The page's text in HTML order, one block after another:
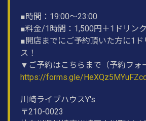
■時間：19:00〜23:00
■料金/1時間：1,500円＋1ドリンク
■開店までにご予約頂いた方に1
ス！
▼ご予約はこちらまで（予約フォ
https://forms.gle/
川崎ライブハウスY's
〒210-0023